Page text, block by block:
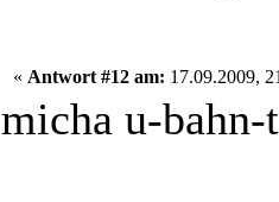
« Antwort #12 am: 17.09.2009,
micha u-